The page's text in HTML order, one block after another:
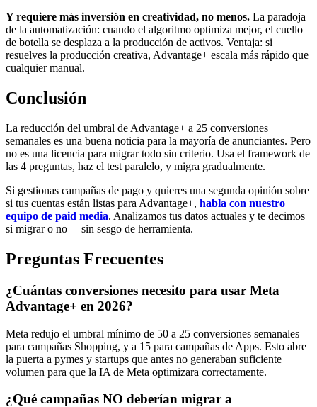
Y requiere más inversión en creatividad, no menos. La paradoja
de la automatización: cuando el algoritmo optimiza mejor, el cuello
de botella se desplaza a la producción de activos. Ventaja: si
resuelves la producción creativa, Advantage+ escala más rápido que
cualquier manual.
Conclusión
La reducción del umbral de Advantage+ a 25 conversiones
semanales es una buena noticia para la mayoría de anunciantes. Pero
no es una licencia para migrar todo sin criterio. Usa el framework de
las 4 preguntas, haz el test paralelo, y migra gradualmente.
Si gestionas campañas de pago y quieres una segunda opinión sobre
si tus cuentas están listas para Advantage+, habla con nuestro
equipo de paid media. Analizamos tus datos actuales y te decimos
si migrar o no —sin sesgo de herramienta.
Preguntas Frecuentes
¿Cuántas conversiones necesito para usar Meta
Advantage+ en 2026?
Meta redujo el umbral mínimo de 50 a 25 conversiones semanales
para campañas Shopping, y a 15 para campañas de Apps. Esto abre
la puerta a pymes y startups que antes no generaban suficiente
volumen para que la IA de Meta optimizara correctamente.
¿Qué campañas NO deberían migrar a